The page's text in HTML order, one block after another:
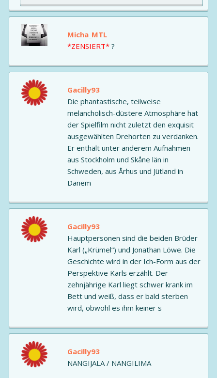
Micha_MTL
*ZENSIERT*?
Gacilly93
Die phantastische, teilweise
melancholisch-düstere Atmosphäre hat
der Spielfilm nicht zuletzt den exquisit
ausgewählten Drehorten zu verdanken.
Er enthält unter anderem Aufnahmen
aus Stockholm und Skåne län in
Schweden, aus Århus und Jütland in
Dänem
Gacilly93
Hauptpersonen sind die beiden Brüder
Karl („Krümel“) und Jonathan Löwe. Die
Geschichte wird in der Ich-Form aus der
Perspektive Karls erzählt. Der
zehnjährige Karl liegt schwer krank im
Bett und weiß, dass er bald sterben
wird, obwohl es ihm keiner s
Gacilly93
NANGIJALA / NANGILIMA